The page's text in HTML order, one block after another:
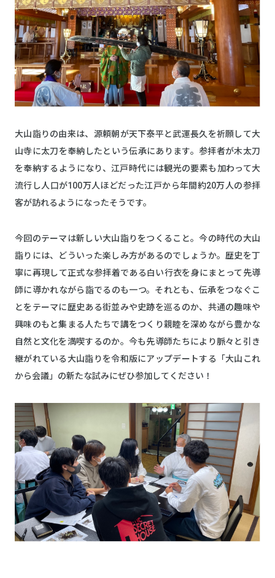
大山詣りの由来は、源頼朝が天下泰平と武運長久を祈願して大
山寺に太刀を奉納したという伝承にあります。参拝者が木太刀
を奉納するようになり、江戸時代には観光の要素も加わって大
流行し人口が100万人ほどだった江戸から年間約20万人の参拝
客が訪れるようになったそうです。
今回のテーマは新しい大山詣りをつくること。今の時代の大山
詣りには、どういった楽しみ方があるのでしょうか。歴史を丁
寧に再現して正式な参拝着である白い行衣を身にまとって先導
師に導かれながら詣でるのも一つ。それとも、伝承をつなぐこ
とをテーマに歴史ある街並みや史跡を巡るのか、共通の趣味や
興味のもと集まる人たちで講をつくり親睦を深めながら豊かな
自然と文化を満喫するのか。今も先導師たちにより脈々と引き
継がれている大山詣りを令和版にアップデートする「大山これ
から会議」の新たな試みにぜひ参加してください！